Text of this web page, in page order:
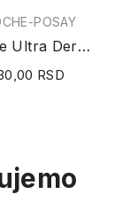
POSAY
Toleriane Ultra Dermallergo serum 20ml
RSD